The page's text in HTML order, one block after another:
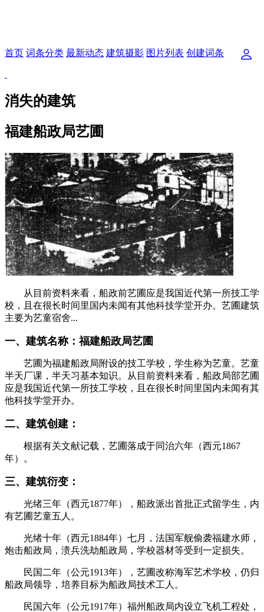
首页 词条分类 最新动态 建筑摄影 图片列表 创建词条
消失的建筑
福建船政局艺圃
从目前资料来看，船政前艺圃应是我国近代第一所技工学
校，且在很长时间里国内未闻有其他科技学堂开办。艺圃建筑
主要为艺童宿舍...
一、建筑名称：福建船政局艺圃
艺圃为福建船政局附设的技工学校，学生称为艺童。艺童
半天厂课，半天习基本知识。从目前资料来看，船政局部艺圃
应是我国近代第一所技工学校，且在很长时间里国内未闻有其
他科技学堂开办。
二、建筑创建：
根据有关文献记载，艺圃落成于同治六年（西元1867
年）。
三、建筑衍变：
光绪三年（西元1877年），船政派出首批正式留学生，内
有艺圃艺童五人。
光绪十年（西元1884年）七月，法国军舰偷袭福建水师，
炮击船政局，溃兵洗劫船政局，学校器材等受到一定损失。
民国二年（公元1913年），艺圃改称海军艺术学校，仍归
船政局领导，培养目标为船政局技术工人。
民国六年（公元1917年）福州船政局内设立飞机工程处，